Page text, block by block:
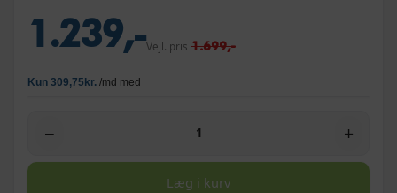
1.239,-Vejl. pris 1.699,-
− +
Læg i kurv